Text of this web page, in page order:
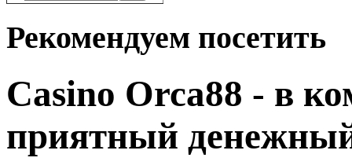
Рекомендуем посетить
Casino Orca88 - в
приятный